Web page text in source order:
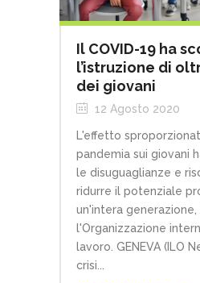
Il COVID-19 ha
l’istruzione di
dei giovani
12 Agosto 2020
L'effetto
pandemia sui giovani
le disuguaglianze e
ridurre il potenziale
un'intera generazione,
l'Organizzazione
lavoro. GENEVA (ILO
crisi...